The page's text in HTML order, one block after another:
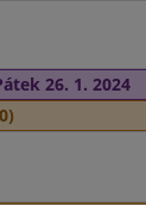
26. 1. 2024